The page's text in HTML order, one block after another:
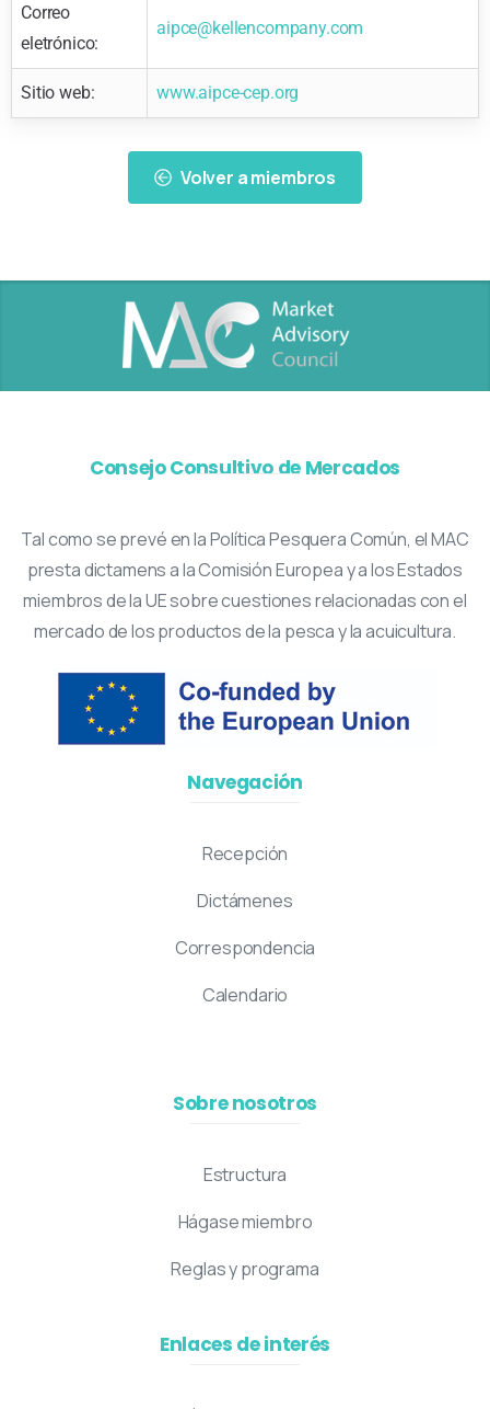
Correo
eletrónico:
aipce@kellencompany.com
Sitio web: www.aipce-cep.org
Volver a miembros
Consejo Consultivo de Mercados
Tal como se prevé en la Política Pesquera Común, el MAC
presta dictamens a la Comisión Europea y a los Estados
miembros de la UE sobre cuestiones relacionadas con el
mercado de los productos de la pesca y la acuicultura.
Navegación
Recepción
Dictámenes
Correspondencia
Calendario
Sobre nosotros
Estructura
Hágase miembro
Reglas y programa
Enlaces de interés